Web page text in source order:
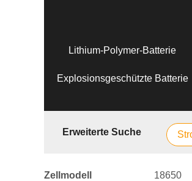
Lithium-Polymer-Batterie
Explosionsgeschützte Batterie
Erweiterte Suche
Zellmodell 18650